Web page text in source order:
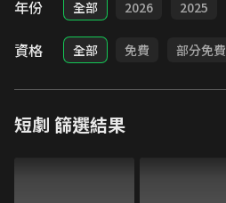
年份 全部 2026 2025
資格 全部 免費 部分免費
短劇 篩選結果